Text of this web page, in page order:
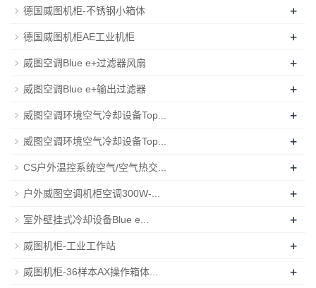
德国威图机柜-不锈钢小箱体 +
德国威图机柜AE工业机柜 +
威图空调Blue e+过滤器风扇 +
威图空调Blue e+输出过滤器 +
威图空调环境空气冷却设备Top... +
威图空调环境空气冷却设备Top... +
CS户外温控系统空气/空气热交... +
户外威图空调机柜空调300W-... +
室外壁挂式冷却设备Blue e... +
威图机柜-工业工作站 +
威图机柜-36样本AX操作箱体... +